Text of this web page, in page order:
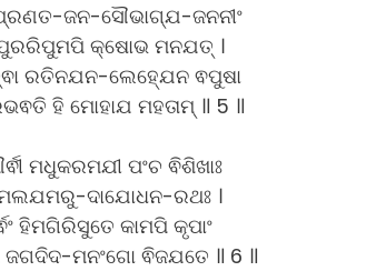
ଜନ-ସୌଭାଗ୍ଯ-ଜନନୀଂ
ପୁରରିପୁମପି କ୍ଷୋଭ ମନଯତ୍ ।
ରତିନଯନ-ଲେହ୍ଯେନ ଵପୁଷା
ହି ମୋହାଯ ମହତାମ୍ ॥ 5 ॥
ମଧୁକରମଯୀ ପଂଚ ଵିଶିଖାଃ
ମଲଯମରୁ-ଦାଯୋଧନ-ରଥଃ ।
ହିମଗିରିସୁତେ କାମପି କୃପାଂ
ଜଗଦିଦ-ମନଂଗୋ ଵିଜଯତେ ॥ 6 ॥